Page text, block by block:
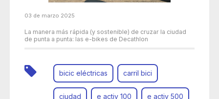
03 de marzo 2025
La manera más rápida (y sostenible) de cruzar la ciudad
de punta a punta: las e-bikes de Decathlon
bicic eléctricas carril bici
ciudad e activ 100 e activ 500